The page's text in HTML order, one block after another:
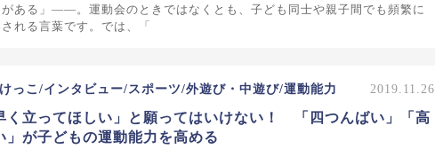
がある」――。運動会のときではなくとも、子ども同士や親子間でも頻繁に
れる言葉です。では、「
っこ/インタビュー/スポーツ/外遊び・中遊び/運動能力 2019.11.26
く立ってほしい」と願ってはいけない！ 「四つんばい」「高
」が子どもの運動能力を高める